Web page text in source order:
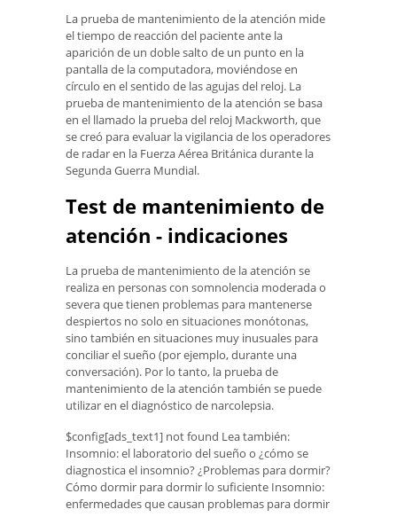
La prueba de mantenimiento de la atención mide
el tiempo de reacción del paciente ante la
aparición de un doble salto de un punto en la
pantalla de la computadora, moviéndose en
círculo en el sentido de las agujas del reloj. La
prueba de mantenimiento de la atención se basa
en el llamado la prueba del reloj Mackworth, que
se creó para evaluar la vigilancia de los operadores
de radar en la Fuerza Aérea Británica durante la
Segunda Guerra Mundial.
Test de mantenimiento de
atención - indicaciones
La prueba de mantenimiento de la atención se
realiza en personas con somnolencia moderada o
severa que tienen problemas para mantenerse
despiertos no solo en situaciones monótonas,
sino también en situaciones muy inusuales para
conciliar el sueño (por ejemplo, durante una
conversación). Por lo tanto, la prueba de
mantenimiento de la atención también se puede
utilizar en el diagnóstico de narcolepsia.
$config[ads_text1] not found Lea también:
Insomnio: el laboratorio del sueño o ¿cómo se
diagnostica el insomnio? ¿Problemas para dormir?
Cómo dormir para dormir lo suficiente Insomnio:
enfermedades que causan problemas para dormir